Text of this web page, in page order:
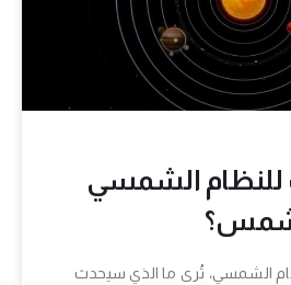
للنظام الشمسي
الشمسي، تُرى ما الذي سيحدث